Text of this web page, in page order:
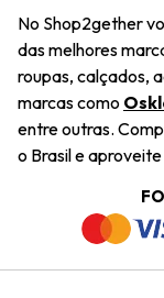
Saiu na Mídia
Sustentabilidade
Navegando
Termos e
Trabalhe Conosco
Regulamento e
Wishlist
Troca Fácil
Restituição de
Dúvidas
Termos e
Política de
No Shop2gether
das melhores
roupas, calçados,
marcas como
entre outras.
o Brasil e